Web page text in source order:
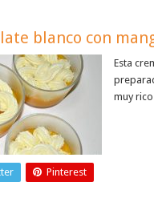
blanco con
Esta
muy
Pinterest